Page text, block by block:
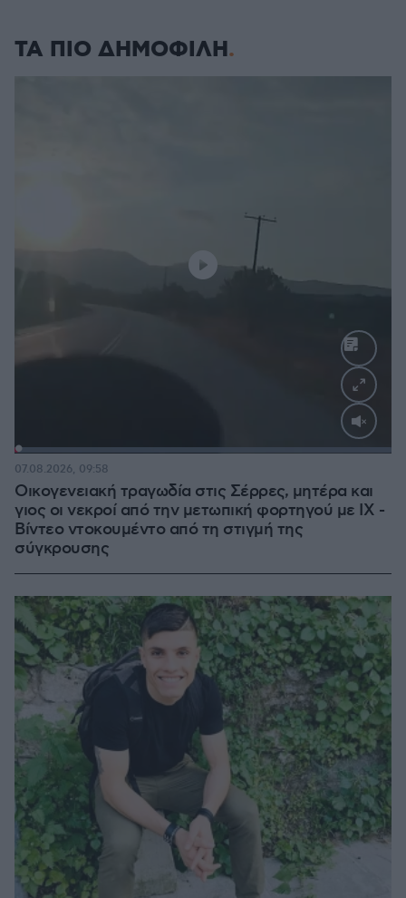
ΤΑ ΠΙΟ ΔΗΜΟΦΙΛΗ
Loaded:
Οικογενειακή τραγωδία στις Σέρρες, μητέρα και
γιος οι νεκροί από την μετωπική φορτηγού με ΙΧ -
Βίντεο ντοκουμέντο από τη στιγμή της
σύγκρουσης
07.08.2026, 09:58